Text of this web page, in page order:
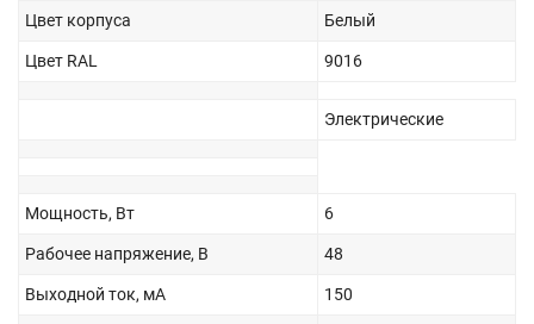
Цвет корпуса Белый
Цвет RAL 9016
Электрические
Мощность, Вт 6
Рабочее напряжение, В 48
Выходной ток, мА 150